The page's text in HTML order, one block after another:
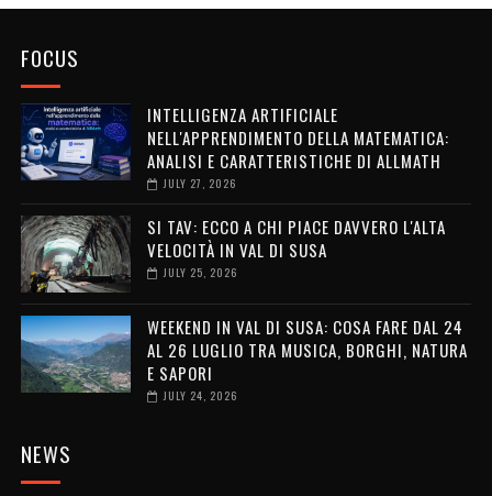
FOCUS
INTELLIGENZA ARTIFICIALE
NELL'APPRENDIMENTO DELLA MATEMATICA:
ANALISI E CARATTERISTICHE DI ALLMATH
JULY 27, 2026
SI TAV: ECCO A CHI PIACE DAVVERO L'ALTA
VELOCITÀ IN VAL DI SUSA
JULY 25, 2026
WEEKEND IN VAL DI SUSA: COSA FARE DAL 24
AL 26 LUGLIO TRA MUSICA, BORGHI, NATURA
E SAPORI
JULY 24, 2026
NEWS